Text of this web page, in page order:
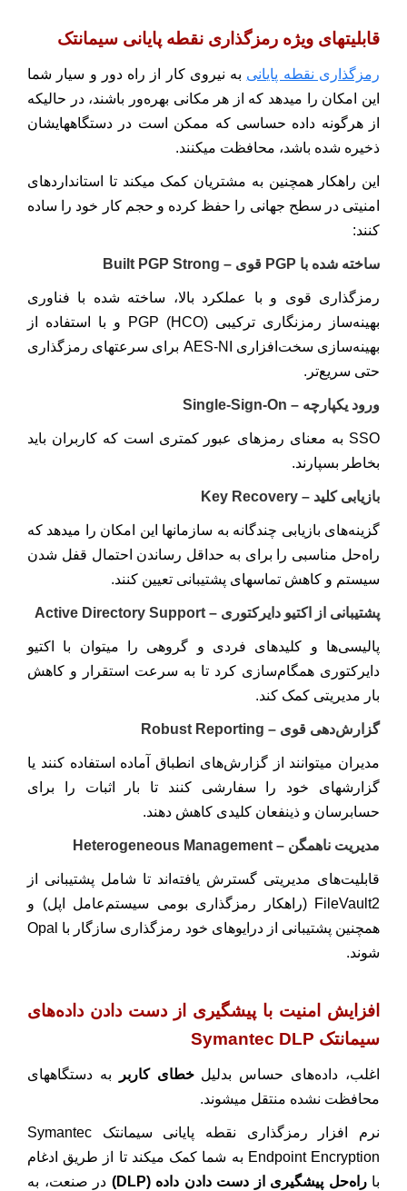
قابلیتهای ویژه رمزگذاری نقطه پایانی سیمانتک
رمزگذاری نقطه پایانی به نیروی کار از راه دور و سیار شما
این امکان را میدهد که از هر مکانی بهره‌ور باشند، در حالیکه
از هرگونه داده حساسی که ممکن است در دستگاههایشان
ذخیره شده باشد، محافظت میکنند.
این راهکار همچنین به مشتریان کمک میکند تا استانداردهای
امنیتی در سطح جهانی را حفظ کرده و حجم کار خود را ساده
کنند:
ساخته شده با PGP قوی – Built PGP Strong
رمزگذاری قوی و با عملکرد بالا، ساخته شده با فناوری
بهینه‌ساز رمزنگاری ترکیبی PGP (HCO) و با استفاده از
بهینه‌سازی سخت‌افزاری AES-NI برای سرعتهای رمزگذاری
حتی سریع‌تر.
ورود یکپارچه – Single-Sign-On
SSO به معنای رمزهای عبور کمتری است که کاربران باید
بخاطر بسپارند.
بازیابی کلید – Key Recovery
گزینه‌های بازیابی چندگانه به سازمانها این امکان را میدهد که
راه‌حل مناسبی را برای به حداقل رساندن احتمال قفل شدن
سیستم و کاهش تماسهای پشتیبانی تعیین کنند.
پشتیبانی از اکتیو دایرکتوری – Active Directory Support
پالیسی‌ها و کلیدهای فردی و گروهی را میتوان با اکتیو
دایرکتوری همگام‌سازی کرد تا به سرعت استقرار و کاهش
بار مدیریتی کمک کند.
گزارش‌دهی قوی – Robust Reporting
مدیران میتوانند از گزارش‌های انطباق آماده استفاده کنند یا
گزارشهای خود را سفارشی کنند تا بار اثبات را برای
حسابرسان و ذینفعان کلیدی کاهش دهند.
مدیریت ناهمگن – Heterogeneous Management
قابلیت‌های مدیریتی گسترش یافته‌اند تا شامل پشتیبانی از
FileVault2 (راهکار رمزگذاری بومی سیستم‌عامل اپل) و
همچنین پشتیبانی از درایوهای خود رمزگذاری سازگار با Opal
شوند.
افزایش امنیت با پیشگیری از دست دادن داده‌های
سیمانتک Symantec DLP
اغلب، داده‌های حساس بدلیلخطای کاربر
به دستگاههای
محافظت نشده منتقل میشوند.
نرم افزار رمزگذاری نقطه پایانی سیمانتک Symantec
Endpoint Encryption به شما کمک میکند تا از طریق ادغام
باراه‌حل پیشگیری از دست دادن داده (DLP)
در صنعت، به